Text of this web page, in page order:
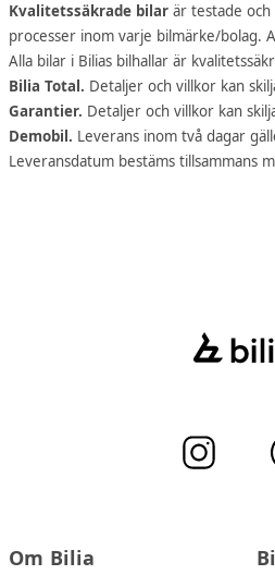
Kvalitetssäkrade bilar är testade och
processer inom varje bilmärke/bolag.
Alla bilar i Bilias bilhallar är
Bilia Total. Detaljer och villkor kan
Garantier. Detaljer och villkor kan
Demobil. Leverans inom två dagar
Leveransdatum bestäms tillsammans
Om Bilia